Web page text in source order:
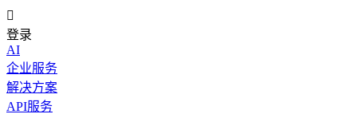

登录
AI
企业服务
解决方案
API服务